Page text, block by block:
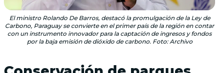
El ministro Rolando De Barros, destacó la promulgación de la Ley de
Carbono, Paraguay se convierte en el primer país de la región en contar
con un instrumento innovador para la captación de ingresos y fondos
por la baja emisión de dióxido de carbono. Foto: Archivo